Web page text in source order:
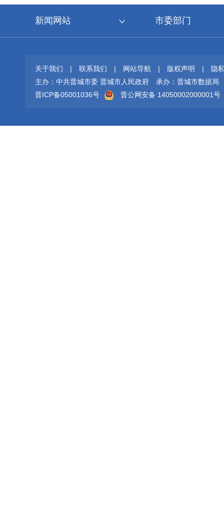
新闻网站 市委部门
关于我们 | 联系我们 | 网站导航 | 版权声明 |
隐
主办：中共晋城市委 晋城市人民政府
承办：晋城市数据局
晋ICP备05001036号
晋公网安备 14050002000001号